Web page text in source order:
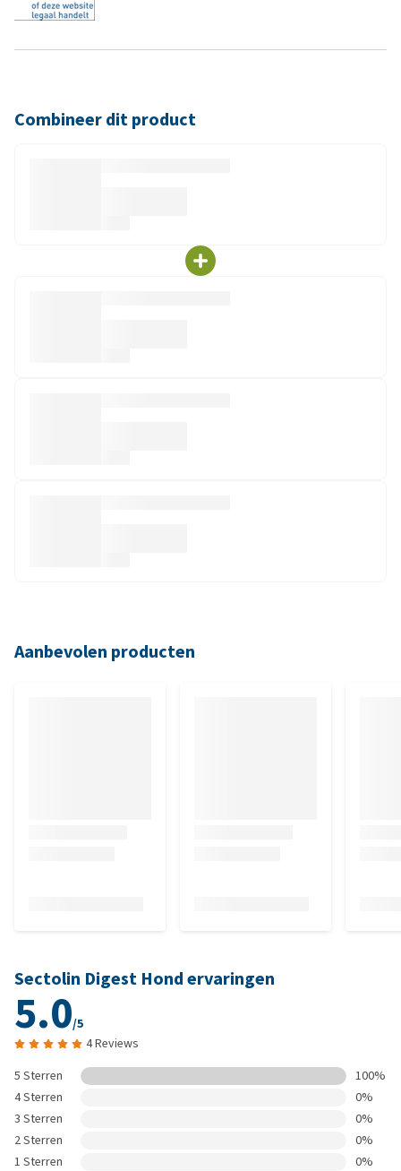
Combineer dit product
Aanbevolen producten
Sectolin Digest Hond ervaringen
5.0/5
4 Reviews
5 Sterren
100%
4 Sterren
0%
3 Sterren
0%
2 Sterren
0%
1 Sterren
0%